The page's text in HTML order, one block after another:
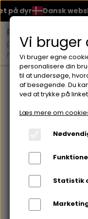
dyr Dansk
MAKEUP
ANSIGT
FOUNDATION
BLUSH
BRYN
GEL
ØJNE
HUDPLEJE
ØJENCREME
HÅRPLEJE
SHAMPOO
Forside Lorvenn til
Vi bruger
Vi bruger egne
personalisere din
til at undersøge,
af besøgende. Du
ved at trykke på
Læs mere om
Statistik